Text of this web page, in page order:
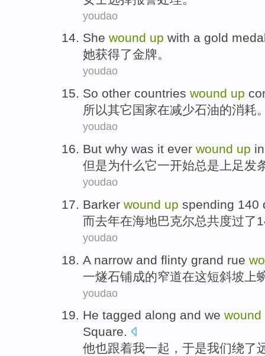
youdao
She wound up with a gold
她获得了金牌。
youdao
So other countries wound up
所以其它 国家在减少石油的消耗
youdao
But why was it ever wound up
但是为什么它一开始总是 上足发
youdao
Barker wound up spending 140
而去年在海地巴克尔总共度过了
youdao
A narrow and flinty grand rue
一燧石铺成的窄道在这短斜坡 上
youdao
He tagged along and we wound
Square.
他也跟着我一起 ，于是我们绕了